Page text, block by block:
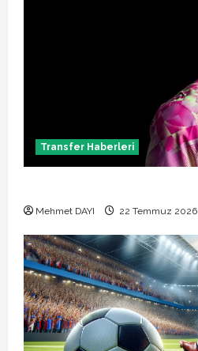
Transfer Haberleri
Mehmet DAYI 22 Temmuz 2026